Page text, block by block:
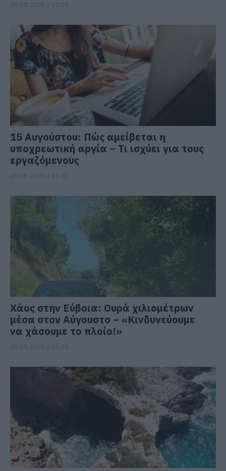
15 Αυγούστου: Πώς αμείβεται η
υποχρεωτική αργία – Τι ισχύει για τους
εργαζόμενους
Χάος στην Εύβοια: Ουρά χιλιομέτρων
μέσα στον Αύγουστο – «Κινδυνεύουμε
να χάσουμε το πλοίο!»